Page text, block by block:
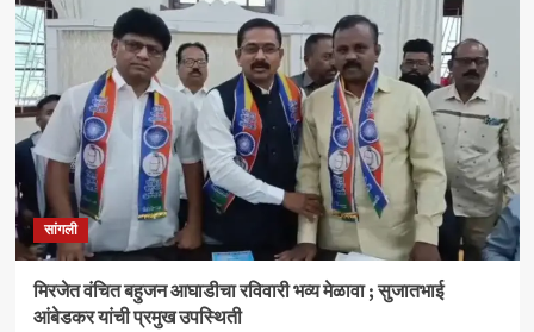
महाविद्यालयात
‘फिल्ड
प्रोजेक्ट
आणि
जॉब
ट्रेनिंग’
कार्यशाळा
उत्साहात
सांगली
मिरजेत वंचित बहुजन आघाडीचा रविवारी भव्य मेळावा ; सुजातभाई
आंबेडकर यांची प्रमुख उपस्थिती